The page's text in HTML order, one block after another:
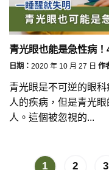
青光眼也能是急性病
日期： 2020 年 10 月 27 日 作
青光眼是不可逆的眼
人的疾病，但是青光
人。這個被忽視的...
1 2 3